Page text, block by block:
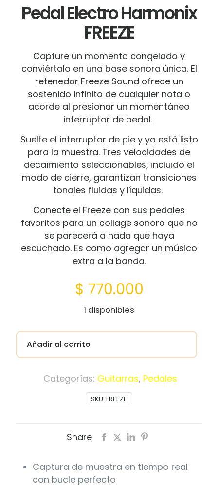
Pedal Electro Harmonix
FREEZE
Capture un momento congelado y
conviértalo en una base sonora única. El
retenedor Freeze Sound ofrece un
sostenido infinito de cualquier nota o
acorde al presionar un momentáneo
interruptor de pedal.
Suelte el interruptor de pie y ya está listo
para la muestra. Tres velocidades de
decaimiento seleccionables, incluido el
modo de cierre, garantizan transiciones
tonales fluidas y líquidas.
Conecte el Freeze con sus pedales
favoritos para un collage sonoro que no
se parecerá a nada que haya
escuchado. Es como agregar un músico
extra a la banda.
$ 770.000
1 disponibles
Añadir al carrito
SKU: FREEZE
Categorías: Guitarras, Pedales
Share
Captura de muestra en tiempo real
con bucle perfecto